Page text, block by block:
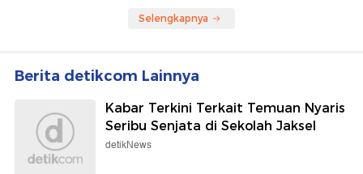
Selengkapnya
Berita detikcom Lainnya
Kabar Terkini Terkait Temuan Nyaris
Seribu Senjata di Sekolah Jaksel
detikNews